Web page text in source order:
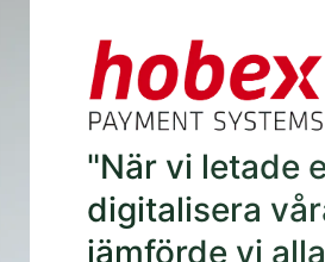
"När vi letade
digitalisera
jämförde vi